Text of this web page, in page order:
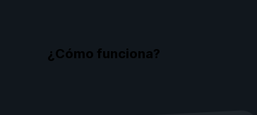
¿Cómo funciona?